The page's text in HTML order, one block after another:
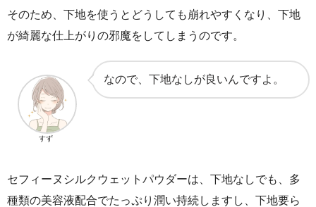
そのため、下地を使うとどうしても崩れやすくなり、下地
が綺麗な仕上がりの邪魔をしてしまうのです。
なので、下地なしが良いんですよ。
すず
セフィーヌシルクウェットパウダーは、下地なしでも、多
種類の美容液配合でたっぷり潤い持続しますし、下地要ら